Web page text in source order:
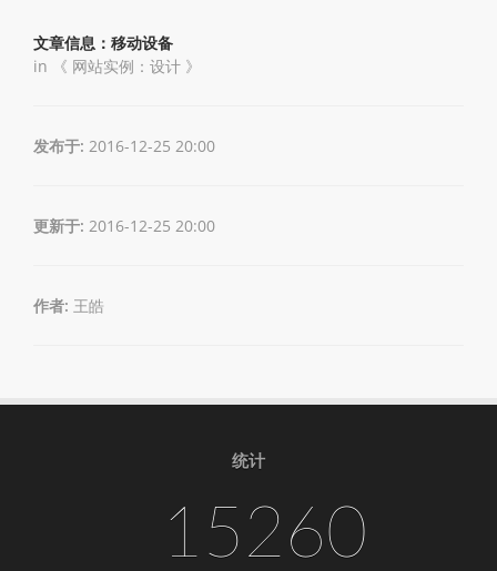
文章信息：移动设备
in 《 网站实例：设计 》
发布于: 2016-12-25 20:00
更新于: 2016-12-25 20:00
作者: 王皓
统计
15260